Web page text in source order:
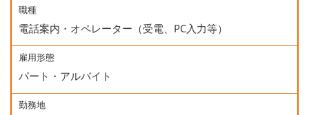
職種
電話案内・オペレーター（受電、PC入力等）
雇用形態
パート・アルバイト
勤務地